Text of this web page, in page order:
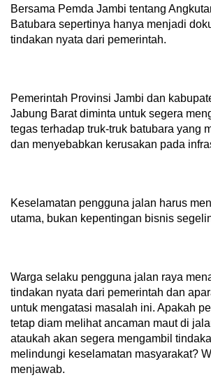
Bersama Pemda Jambi tentang
Batubara sepertinya hanya menjadi
tindakan nyata dari pemerintah.
Pemerintah Provinsi Jambi dan
Jabung Barat diminta untuk segera
tegas terhadap truk-truk batubara yang
dan menyebabkan kerusakan pada
Keselamatan pengguna jalan harus
utama, bukan kepentingan bisnis
Warga selaku pengguna jalan raya
tindakan nyata dari pemerintah dan
untuk mengatasi masalah ini. Apakah
tetap diam melihat ancaman maut di
ataukah akan segera mengambil
melindungi keselamatan masyarakat?
menjawab.